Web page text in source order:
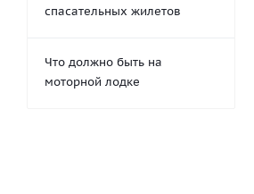
спасательных жилетов
Что должно быть на
моторной лодке